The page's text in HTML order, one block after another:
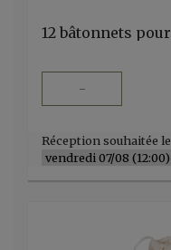
-
Réception souhaitée le